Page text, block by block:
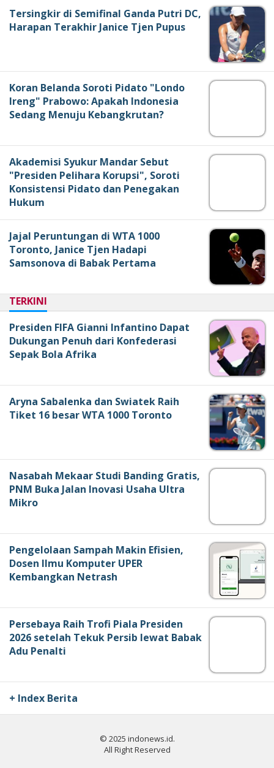
Tersingkir di Semifinal Ganda Putri DC,
Harapan Terakhir Janice Tjen Pupus
Koran Belanda Soroti Pidato "Londo
Ireng" Prabowo: Apakah Indonesia
Sedang Menuju Kebangkrutan?
Akademisi Syukur Mandar Sebut
"Presiden Pelihara Korupsi", Soroti
Konsistensi Pidato dan Penegakan
Hukum
Jajal Peruntungan di WTA 1000
Toronto, Janice Tjen Hadapi
Samsonova di Babak Pertama
TERKINI
Presiden FIFA Gianni Infantino Dapat
Dukungan Penuh dari Konfederasi
Sepak Bola Afrika
Aryna Sabalenka dan Swiatek Raih
Tiket 16 besar WTA 1000 Toronto
Nasabah Mekaar Studi Banding Gratis,
PNM Buka Jalan Inovasi Usaha Ultra
Mikro
Pengelolaan Sampah Makin Efisien,
Dosen Ilmu Komputer UPER
Kembangkan Netrash
Persebaya Raih Trofi Piala Presiden
2026 setelah Tekuk Persib lewat Babak
Adu Penalti
+ Index Berita
© 2025 indonews.id.
All Right Reserved